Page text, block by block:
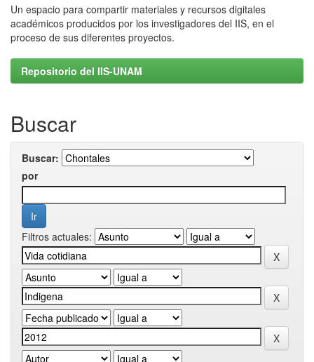
Un espacio para compartir materiales y recursos digitales
académicos producidos por los investigadores del IIS, en el
proceso de sus diferentes proyectos.
Repositorio del IIS-UNAM
Buscar
Buscar:
por
Filtros actuales: